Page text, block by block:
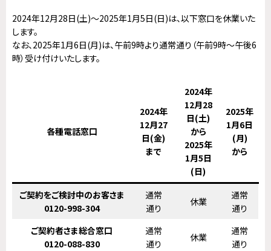
2024年12月28日(土)～2025年1月5日(日)は、以下窓口を休業いた
します。
なお、2025年1月6日(月)は、午前9時より通常通り（午前9時～午後6
時）受け付けいたします。
各種電話窓口
2024年
12月27
日(金)
まで
2024年
12月28
日(土)
から
2025年
1月5日
(日)
2025年
1月6日
(月)
から
ご契約をご検討中のお客さま
0120-998-304
通常
通り
休業
通常
通り
ご契約者さま総合窓口
0120-088-830
通常
通り
休業
通常
通り